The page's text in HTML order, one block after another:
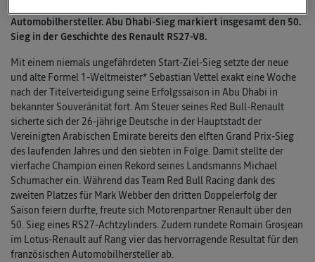
Automobilhersteller. Abu Dhabi-Sieg markiert insgesamt den 50.
Sieg in der Geschichte des Renault RS27-V8.
Mit einem niemals ungefährdeten Start-Ziel-Sieg setzte der neue
und alte Formel 1-Weltmeister* Sebastian Vettel exakt eine Woche
nach der Titelverteidigung seine Erfolgssaison in Abu Dhabi in
bekannter Souveränität fort. Am Steuer seines Red Bull-Renault
sicherte sich der 26-jährige Deutsche in der Hauptstadt der
Vereinigten Arabischen Emirate bereits den elften Grand Prix-Sieg
des laufenden Jahres und den siebten in Folge. Damit stellte der
vierfache Champion einen Rekord seines Landsmanns Michael
Schumacher ein. Während das Team Red Bull Racing dank des
zweiten Platzes für Mark Webber den dritten Doppelerfolg der
Saison feiern durfte, freute sich Motorenpartner Renault über den
50. Sieg eines RS27-Achtzylinders. Zudem rundete Romain Grosjean
im Lotus-Renault auf Rang vier das hervorragende Resultat für den
französischen Automobilhersteller ab.